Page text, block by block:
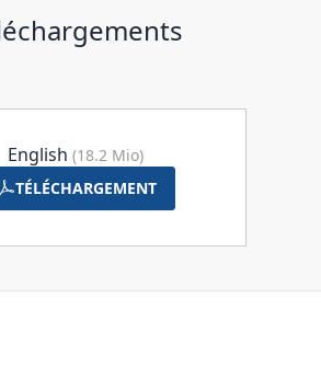
English (18.2 Mio)
TÉLÉCHARGEMENT